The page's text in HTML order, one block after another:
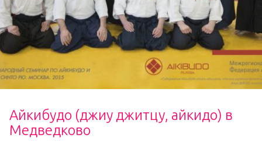
Айкибудо (джиу джитцу, айкидо) в
Медведково